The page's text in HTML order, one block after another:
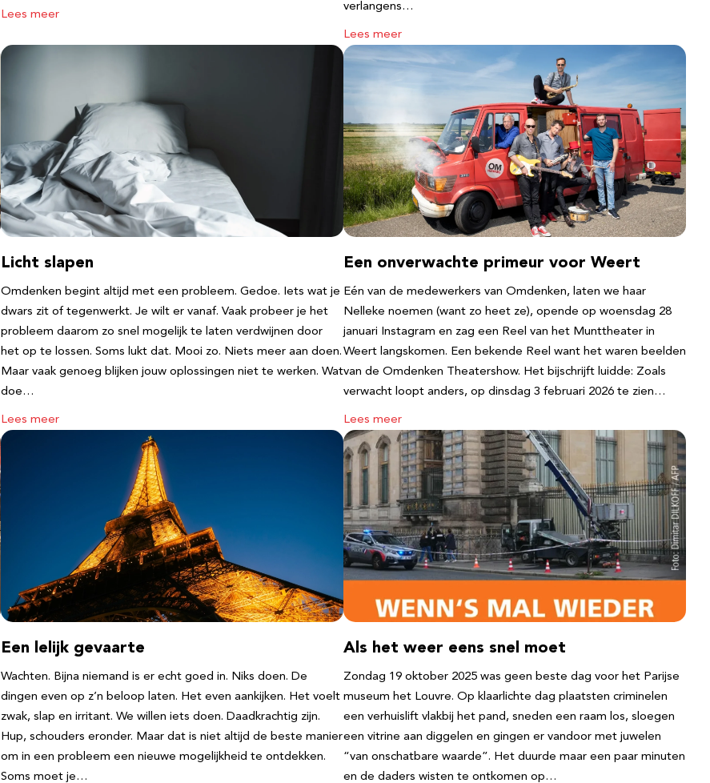
Lees meer
verlangens…
Lees meer
Licht slapen
Omdenken begint altijd met een probleem. Gedoe. Iets wat je
dwars zit of tegenwerkt. Je wilt er vanaf. Vaak probeer je het
probleem daarom zo snel mogelijk te laten verdwijnen door
het op te lossen. Soms lukt dat. Mooi zo. Niets meer aan doen.
Maar vaak genoeg blijken jouw oplossingen niet te werken. Wat
doe…
Lees meer
Een onverwachte primeur voor Weert
Eén van de medewerkers van Omdenken, laten we haar
Nelleke noemen (want zo heet ze), opende op woensdag 28
januari Instagram en zag een Reel van het Munttheater in
Weert langskomen. Een bekende Reel want het waren beelden
van de Omdenken Theatershow. Het bijschrijft luidde: Zoals
verwacht loopt anders, op dinsdag 3 februari 2026 te zien…
Lees meer
Een lelijk gevaarte
Wachten. Bijna niemand is er echt goed in. Niks doen. De
dingen even op z’n beloop laten. Het even aankijken. Het voelt
zwak, slap en irritant. We willen iets doen. Daadkrachtig zijn.
Hup, schouders eronder. Maar dat is niet altijd de beste manier
om in een probleem een nieuwe mogelijkheid te ontdekken.
Soms moet je…
Als het weer eens snel moet
Zondag 19 oktober 2025 was geen beste dag voor het Parijse
museum het Louvre. Op klaarlichte dag plaatsten criminelen
een verhuislift vlakbij het pand, sneden een raam los, sloegen
een vitrine aan diggelen en gingen er vandoor met juwelen
“van onschatbare waarde”. Het duurde maar een paar minuten
en de daders wisten te ontkomen op…